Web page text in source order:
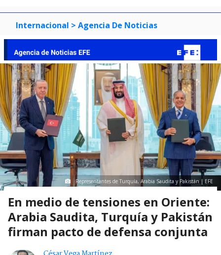
Internacional > Agencia De Noticias
Representantes de Turquía, Arabia Saudita y Pakistán | EFE
En medio de tensiones en Oriente:
Arabia Saudita, Turquía y Pakistán
firman pacto de defensa conjunta